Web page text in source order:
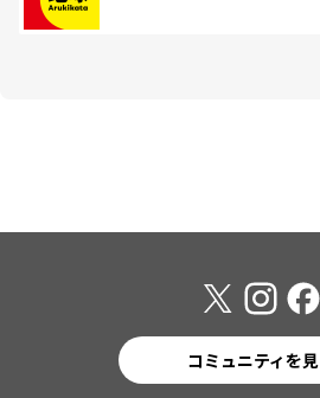
コミュニティを